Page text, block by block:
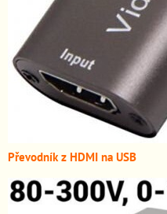
Převodník z HDMI na USB